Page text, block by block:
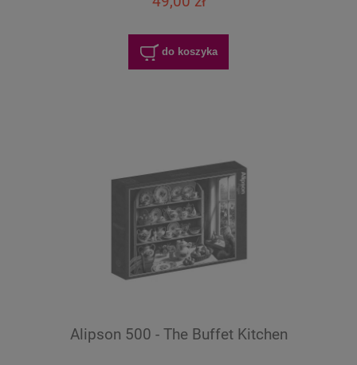
do koszyka
Alipson 500 - The Buffet Kitchen